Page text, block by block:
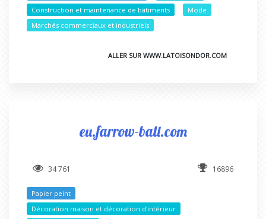
Construction et maintenance de bâtiments
Mode
Marchés commerciaux et industriels
ALLER SUR WWW.LATOISONDOR.COM
eu.farrow-ball.com
34 761 16896
Papier peint
Décoration maison et décoration d'intérieur